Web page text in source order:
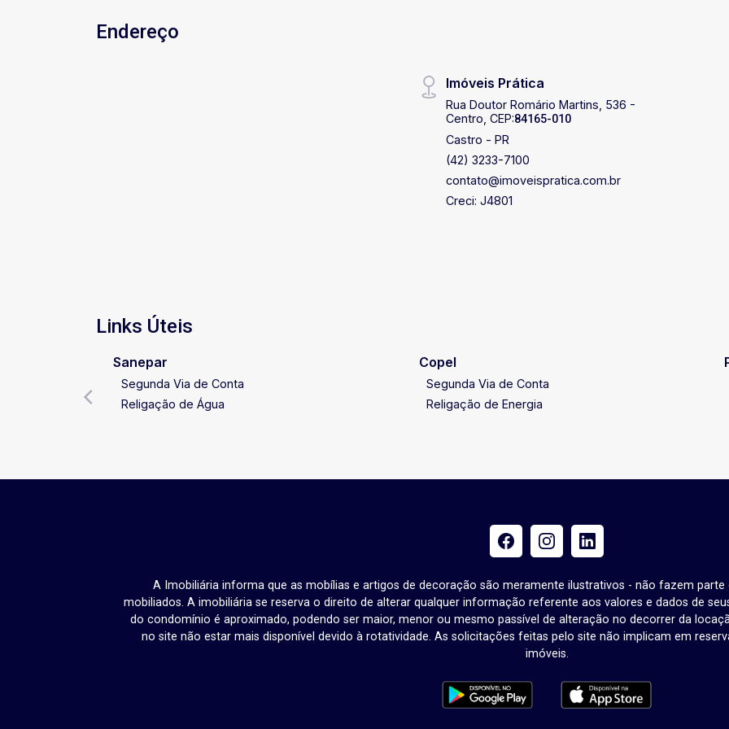
Endereço
Imóveis Prática
Rua Doutor Romário Martins, 536 -
Centro, CEP:84165-010
Castro - PR
(42) 3233-7100
contato@imoveispratica.com.br
Creci: J4801
Links Úteis
Sanepar
Segunda Via de Conta
Religação de Água
Copel
Segunda Via de Conta
Religação de Energia
A Imobiliária informa que as mobílias e artigos de decoração são meramente ilustrativos - não fazem
mobiliados. A imobiliária se reserva o direito de alterar qualquer informação referente aos valores e dados de
do condomínio é aproximado, podendo ser maior, menor ou mesmo passível de alteração no decorrer da
no site não estar mais disponível devido à rotatividade. As solicitações feitas pelo site não implicam em
imóveis.